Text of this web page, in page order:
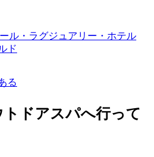
ル・ラグジュアリー・ホテル
ド
る
ドアスパへ行って